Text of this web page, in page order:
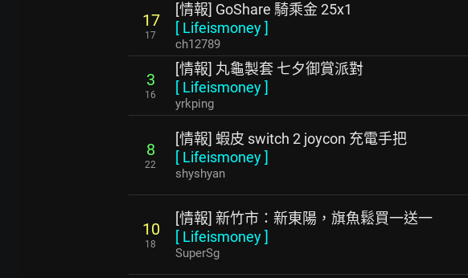
17
17
[情報] GoShare 騎乘金 25x1
[ Lifeismoney]
ch12789
3
16
[情報] 丸龜製套 七夕御賞派對
[ Lifeismoney]
yrkping
8
22
[情報] 蝦皮 switch 2 joycon 充電手把
[ Lifeismoney]
shyshyan
10
18
[情報] 新竹市：新東陽，旗魚鬆買一送一
[ Lifeismoney]
SuperSg